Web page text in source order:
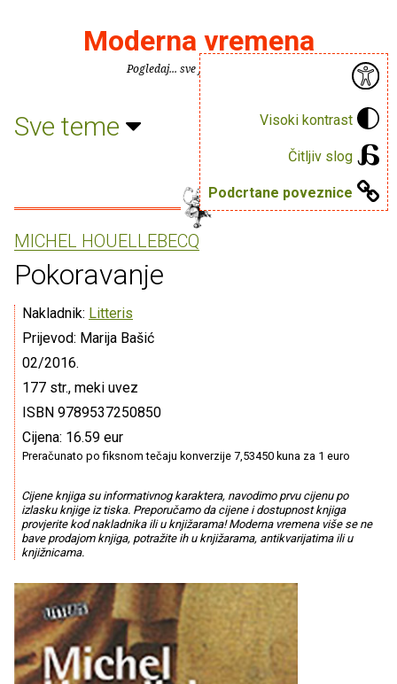
Visoki kontrast
Čitljiv slog
Podcrtane poveznice
Moderna vremena
Pogledaj... sve je puno knjiga.
Sve teme
MICHEL HOUELLEBECQ
Pokoravanje
Nakladnik: Litteris
Prijevod: Marija Bašić
02/2016.
177 str., meki uvez
ISBN 9789537250850
Cijena: 16.59 eur
Preračunato po fiksnom tečaju konverzije 7,53450 kuna za 1 euro
Cijene knjiga su informativnog karaktera, navodimo prvu cijenu po
izlasku knjige iz tiska. Preporučamo da cijene i dostupnost knjiga
provjerite kod nakladnika ili u knjižarama! Moderna vremena više se ne
bave prodajom knjiga, potražite ih u knjižarama, antikvarijatima ili u
knjižnicama.